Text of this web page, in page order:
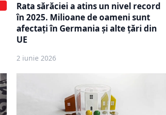
Rata sărăciei a atins un nivel record
în 2025. Milioane de oameni sunt
afectați în Germania și alte țări din
UE
2 iunie 2026